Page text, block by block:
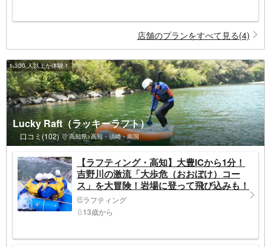
店舗のプランをすべて見る(4)
1,300 人以上が体験！
Lucky Raft（ラッキーラフト）
口コミ(102) 高知県>高知・須崎・南国
【ラフティング・高知】大豊ICから1分！
吉野川の激流「大歩危（おおぼけ）コー
ス」を大冒険！岩場に登って飛び込みも！
写真データプレゼント付き
ラフティング
13歳から